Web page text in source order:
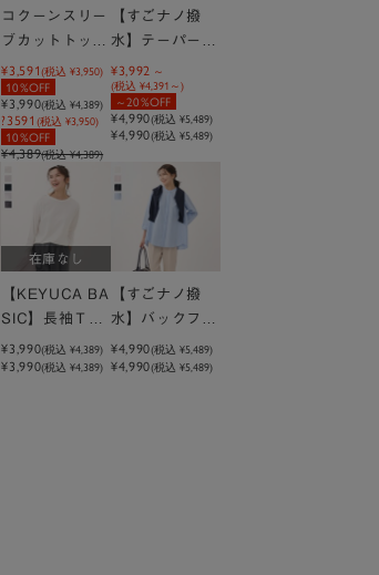
コクーンスリー
ブカットトップ
ス
¥3,591(税込¥3,950)
10%OFF
¥3,990(税込¥4,389)
?3591 (税込 ¥3,950)
10%OFF
¥4,389(税込 ¥4,389)
【すごナノ撥
水】テーパード
パンツ＜ヒルナ
ンデス！で紹介
されました＞
¥3,992
(税込 ¥4,391 )
20%OFF
¥4,990(税込 ¥5,489)
¥4,990(税込 ¥5,489)
在庫なし
【KEYUCA BA
SIC】長袖Ｔシ
ャツ
¥3,990(税込¥4,389)
¥3,990(税込 ¥4,389)
【すごナノ撥
水】バックフレ
アベーシックシ
ャツ＜ヒルナン
¥4,990(税込 ¥5,489)
¥4,990(税込 ¥5,489)